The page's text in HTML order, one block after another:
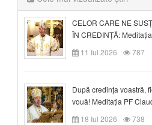
CELOR CARE NE
ÎN CREDINȚĂ:
Claudiu la Duminica a
după Rusalii
11 Iul 2026 787
După credinţa voastră,
vouă! Meditația PF
duminica a VII-a după
18 Iul 2026 738